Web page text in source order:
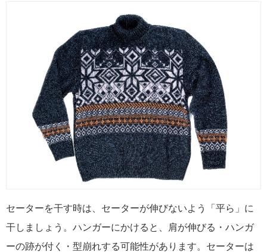
セーターを干す時は、セーターが伸びないよう「平ら」に
干しましょう。ハンガーにかけると、肩が伸びる・ハンガ
ーの跡が付く・型崩れする可能性があります。セーターは